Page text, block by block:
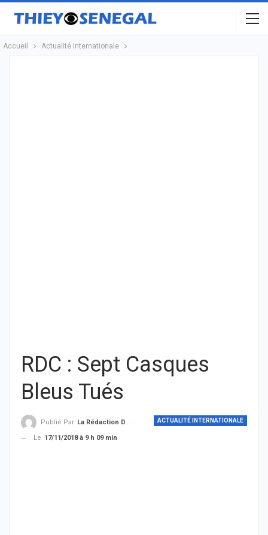
Accueil Actualité Internationale
RDC : Sept Casques
Bleus Tués
ACTUALITÉ INTERNATIONALE
Publié Par La Rédaction De THIEYSENEGAL.com
Le 17/11/2018 à 9 h 09 min